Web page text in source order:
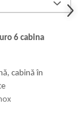
6 cabina
cabină în